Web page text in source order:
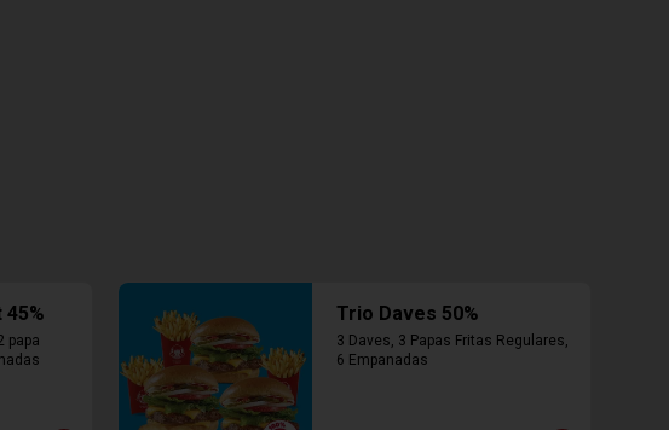
papa
Trio Daves 50%
3 Daves, 3 Papas Fritas Regulares,
6 Empanadas